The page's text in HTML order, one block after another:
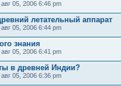
05, 2006 6:46 pm
летательный аппарат
05, 2006 6:44 pm
знания
05, 2006 6:41 pm
в древней Индии?
05, 2006 6:36 pm